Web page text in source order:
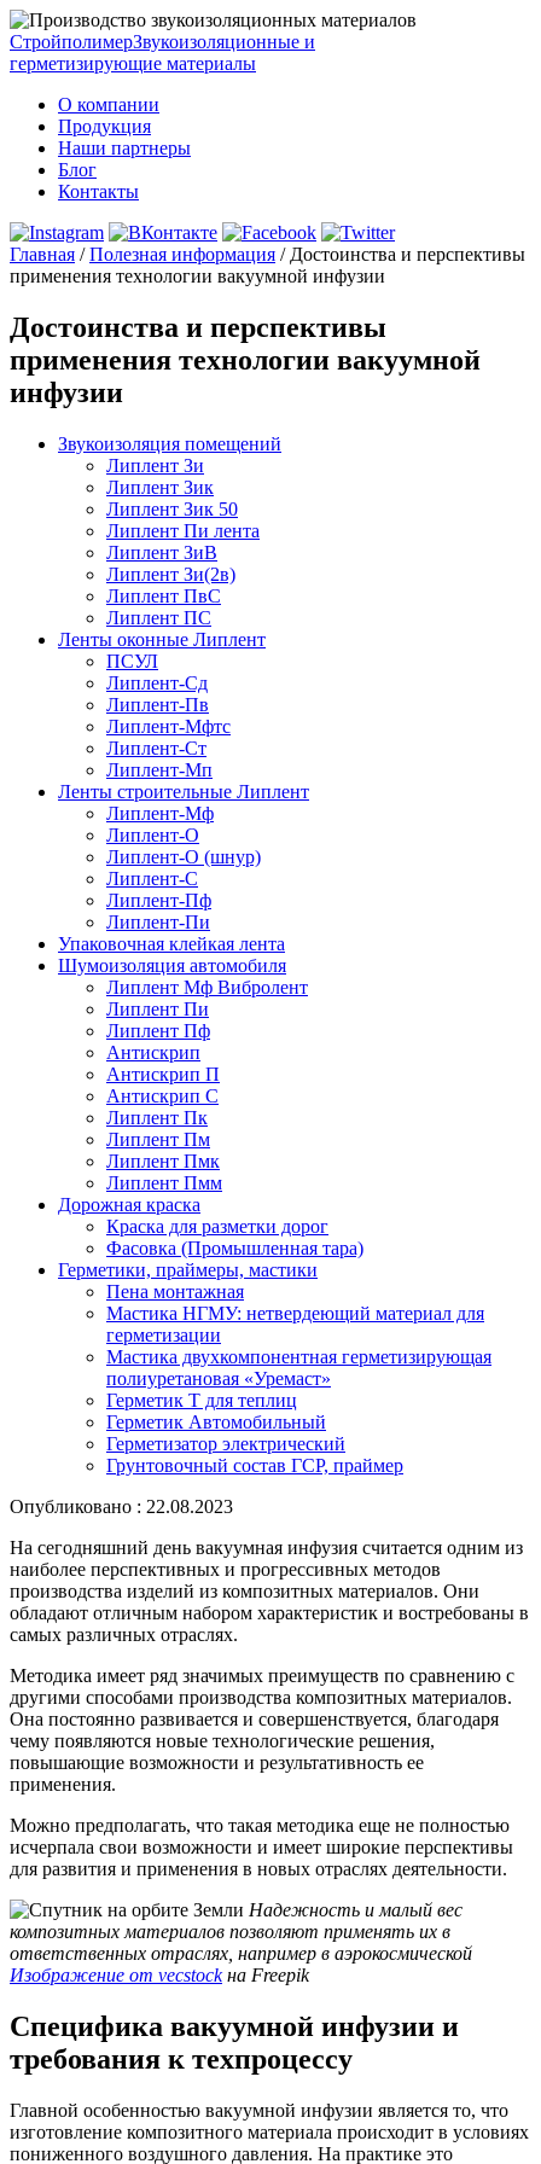
СтройполимерЗвукоизоляционные и
герметизирующие материалы
О компании
Продукция
Наши партнеры
Блог
Контакты
Главная /Полезная информация / Достоинства и перспективы
применения технологии вакуумной инфузии
Достоинства и перспективы
применения технологии вакуумной
инфузии
Звукоизоляция помещений
Липлент Зи
Липлент Зик
Липлент Зик 50
Липлент Пи лента
Липлент ЗиВ
Липлент Зи(2в)
Липлент ПвC
Липлент ПС
Ленты оконные Липлент
ПСУЛ
Липлент-Сд
Липлент-Пв
Липлент-Мфтс
Липлент-Ст
Липлент-Мп
Ленты строительные Липлент
Липлент-Мф
Липлент-О
Липлент-О (шнур)
Липлент-С
Липлент-Пф
Липлент-Пи
Упаковочная клейкая лента
Шумоизоляция автомобиля
Липлент Мф Вибролент
Липлент Пи
Липлент Пф
Антискрип
Антискрип П
Антискрип С
Липлент Пк
Липлент Пм
Липлент Пмк
Липлент Пмм
Дорожная краска
Краска для разметки дорог
Фасовка (Промышленная тара)
Герметики, праймеры, мастики
Пена монтажная
Мастика НГМУ: нетвердеющий материал для
герметизации
Мастика двухкомпонентная герметизирующая
полиуретановая «Уремаст»
Герметик Т для теплиц
Герметик Автомобильный
Герметизатор электрический
Грунтовочный состав ГСР, праймер
Опубликовано : 22.08.2023
На сегодняшний день вакуумная инфузия считается одним из
наиболее перспективных и прогрессивных методов
производства изделий из композитных материалов. Они
обладают отличным набором характеристик и востребованы в
самых различных отраслях.
Методика имеет ряд значимых преимуществ по сравнению с
другими способами производства композитных материалов.
Она постоянно развивается и совершенствуется, благодаря
чему появляются новые технологические решения,
повышающие возможности и результативность ее
применения.
Можно предполагать, что такая методика еще не полностью
исчерпала свои возможности и имеет широкие перспективы
для развития и применения в новых отраслях деятельности.
Надежность и малый вес
композитных материалов позволяют применять их в
ответственных отраслях, например в аэрокосмической
Изображение от vecstockна Freepik
Специфика вакуумной инфузии и
требования к техпроцессу
Главной особенностью вакуумной инфузии является то, что
изготовление композитного материала происходит в условиях
пониженного воздушного давления. На практике это